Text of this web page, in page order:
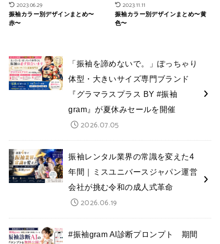
2023.06.29
振袖カラー別デザインまとめ〜
赤〜
2023.11.11
振袖カラー別デザインまとめ〜黄
色〜
「振袖を諦めないで。」ぽっちゃり
体型・大きいサイズ専門ブランド
『グラマラスプラス BY #振袖
gram』が夏休みセールを開催
2026.07.05
振袖レンタル業界の常識を変えた4
年間｜ミスユニバースジャパン運営
会社が挑む令和の成人式革命
2026.06.19
#振袖gram AI診断プロンプト 期間